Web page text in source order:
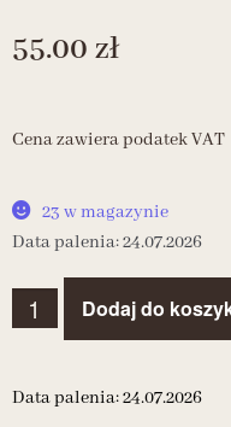
55.00 zł
Cena zawiera podatek VAT
23 w magazynie
Data palenia: 24.07.2026
Dodaj do
Data palenia: 24.07.2026